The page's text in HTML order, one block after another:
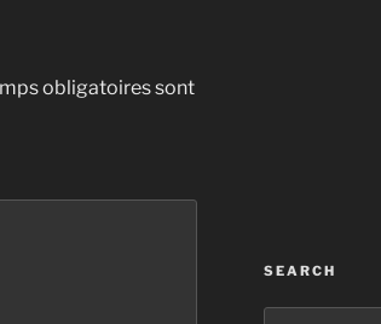
obligatoires sont
SEARCH